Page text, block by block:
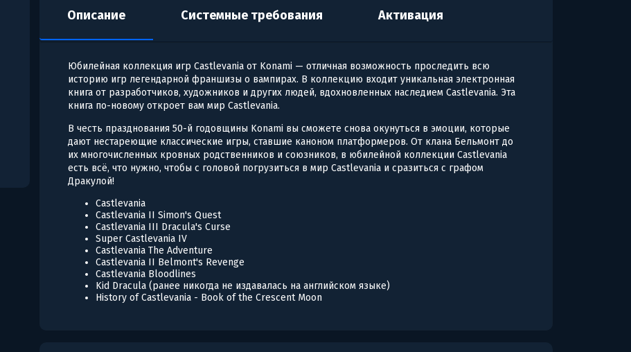
Описание Системные требования Активация
Юбилейная коллекция игр Castlevania от Konami — отличная возможность проследить всю
историю игр легендарной франшизы о вампирах. В коллекцию входит уникальная электронная
книга от разработчиков, художников и других людей, вдохновленных наследием Castlevania. Эта
книга по-новому откроет вам мир Castlevania.
В честь празднования 50-й годовщины Konami вы сможете снова окунуться в эмоции, которые
дают нестареющие классические игры, ставшие каноном платформеров. От клана Бельмонт до
их многочисленных кровных родственников и союзников, в юбилейной коллекции Castlevania
есть всё, что нужно, чтобы с головой погрузиться в мир Castlevania и сразиться с графом
Дракулой!
Castlevania
Castlevania II Simon's Quest
Castlevania III Dracula's Curse
Super Castlevania IV
Castlevania The Adventure
Castlevania II Belmont's Revenge
Castlevania Bloodlines
Kid Dracula (ранее никогда не издавалась на английском языке)
History of Castlevania - Book of the Crescent Moon